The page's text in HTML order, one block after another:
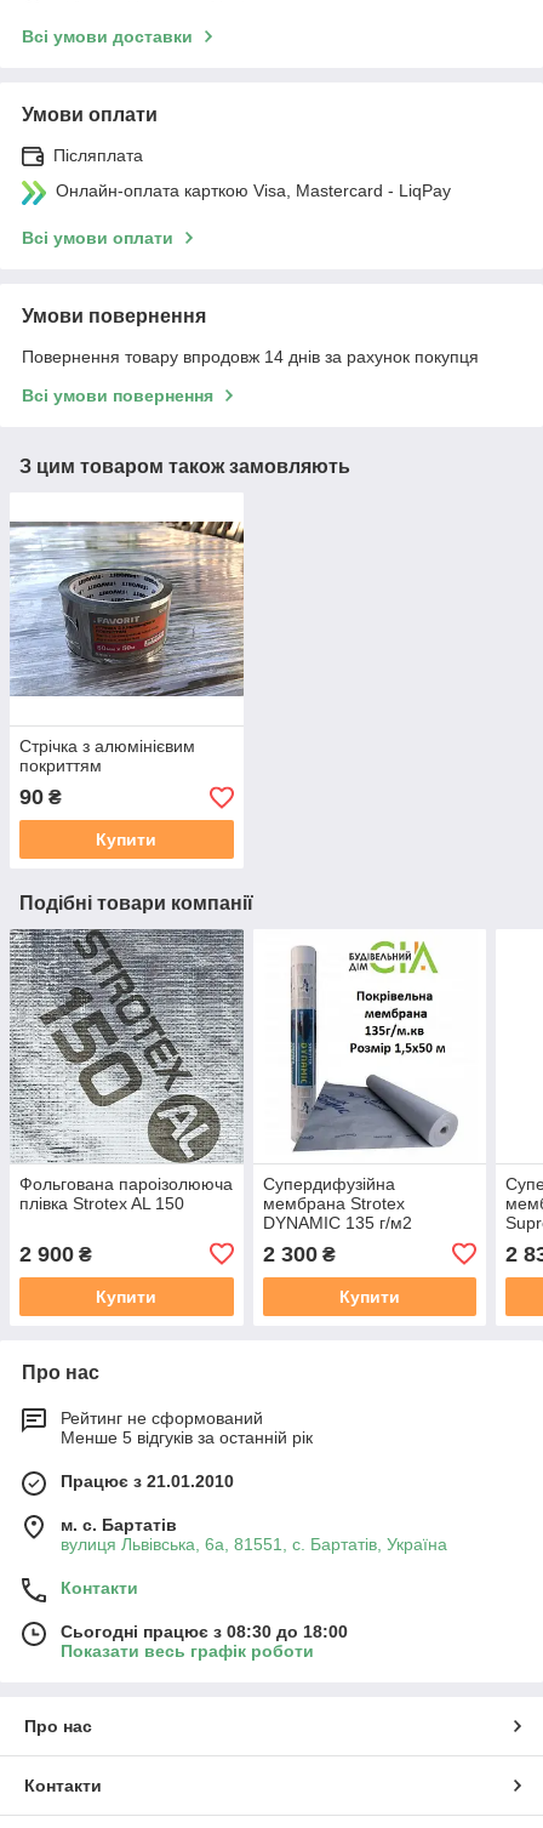
Всі умови доставки
Умови оплати
Післяплата
Онлайн-оплата карткою Visa, Mastercard - LiqPay
Всі умови оплати
Умови повернення
Повернення товару впродовж 14 днів за рахунок покупця
Всі умови повернення
З цим товаром також замовляють
Стрічка з алюмінієвим
покриттям
90 ₴
Купити
Подібні товари компанії
Фольгована пароізолююча
плівка Strotex AL 150
2 900 ₴
Купити
Супердифузійна
мембрана Strotex
DYNAMIC 135 г/м2
2 300₴
Купити
2
Про нас
Рейтинг не сформований
Менше 5 відгуків за останній рік
Працює з 21.01.2010
м. с. Бартатів
вулиця Львівська, 6а, 81551, с. Бартатів, Україна
Контакти
Сьогодні працює з 08:30 до 18:00
Показати весь графік роботи
Про нас
Контакти